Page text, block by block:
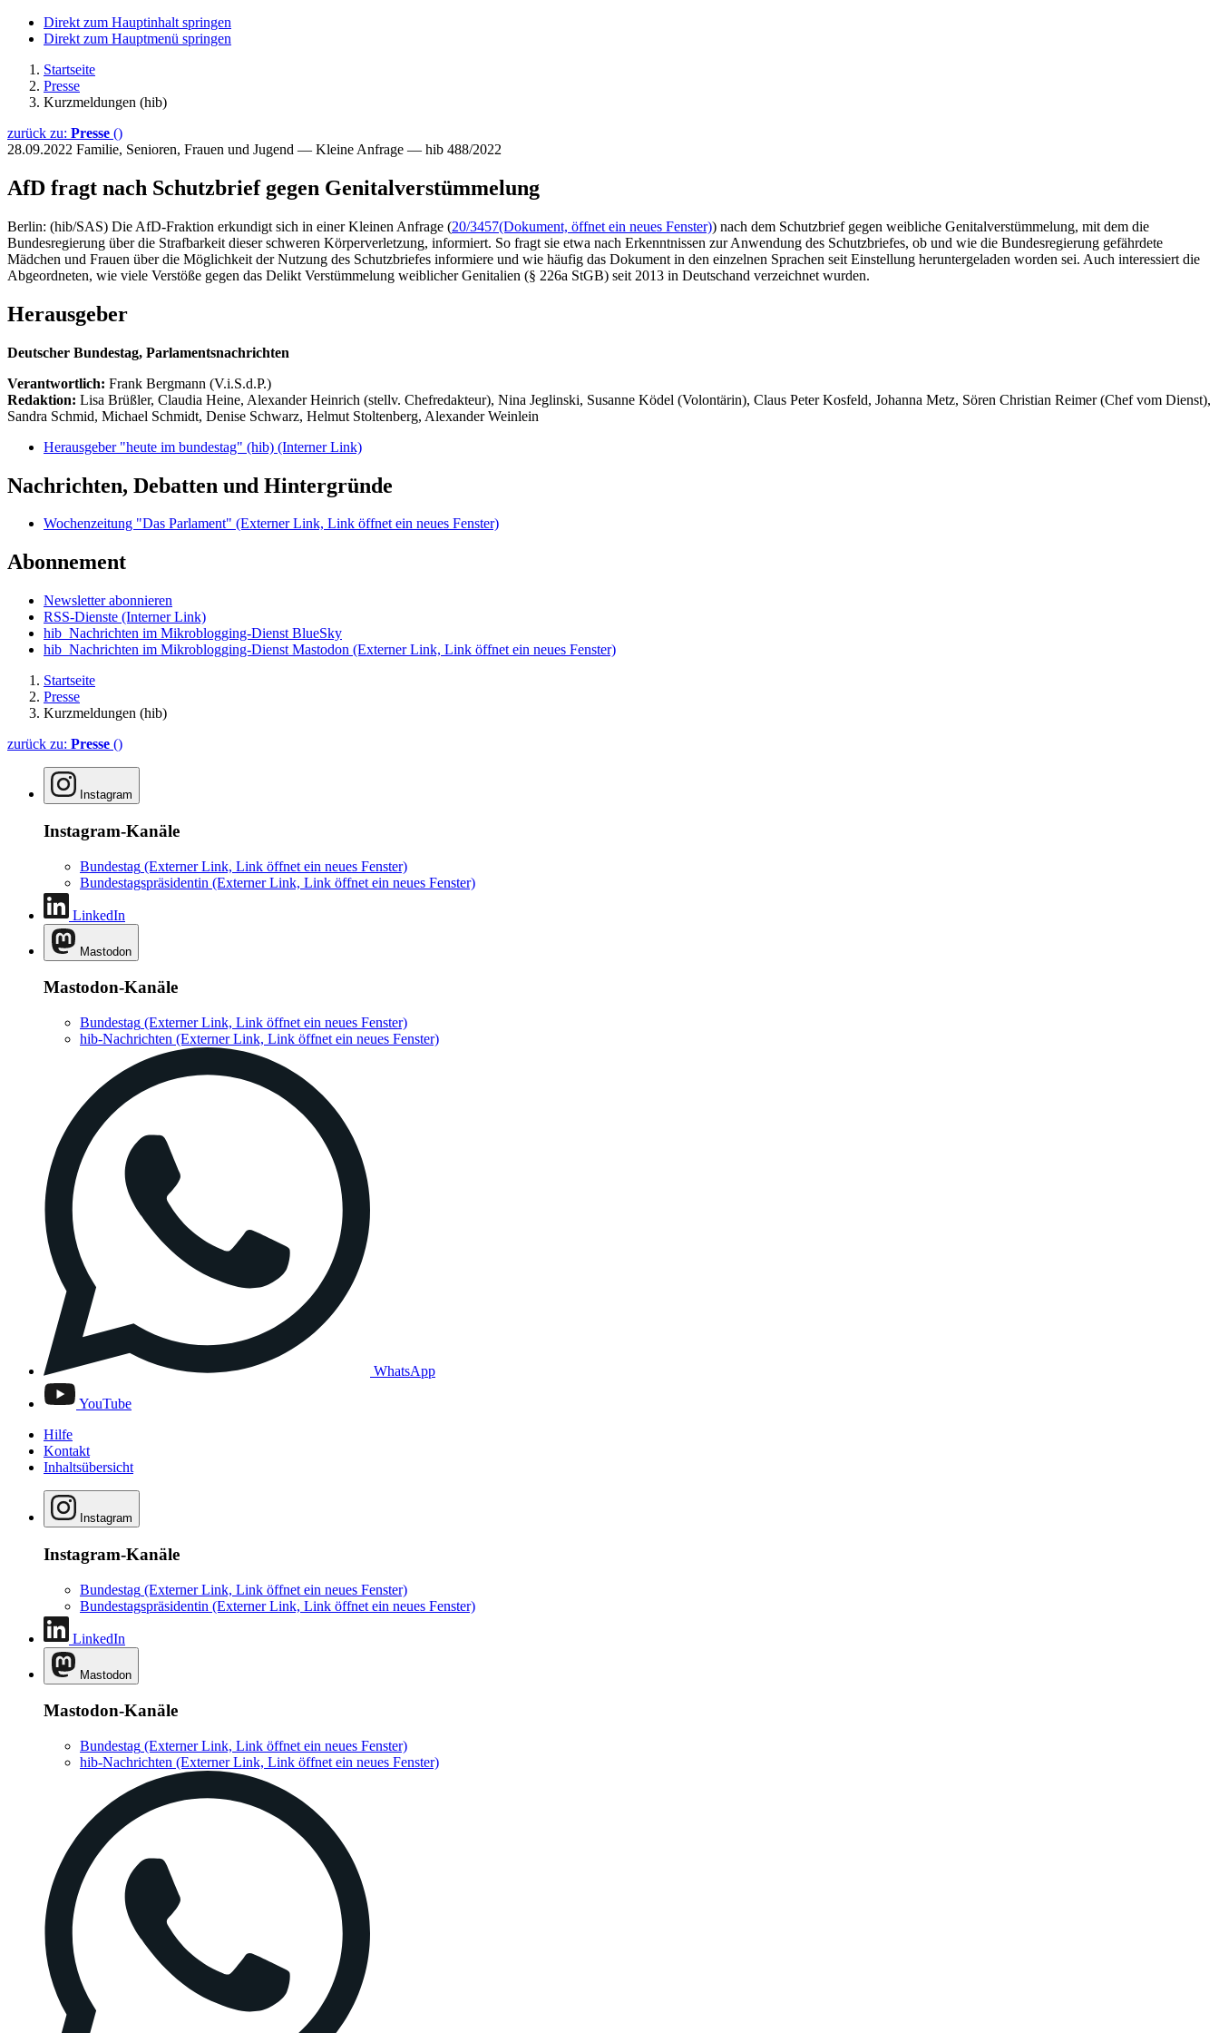
Direkt zum Hauptinhalt springen
Direkt zum Hauptmenü springen
Startseite
Presse
Kurzmeldungen (hib)
zurück zu: Presse ()
28.09.2022 Familie, Senioren, Frauen und Jugend — Kleine Anfrage — hib 488/2022
AfD fragt nach Schutzbrief gegen Genitalverstümmelung
Berlin: (hib/SAS) Die AfD-Fraktion erkundigt sich in einer Kleinen Anfrage (20/3457(Dokument, öffnet ein neues Fenster)) nach dem Schutzbrief gegen weibliche Genitalverstümmelung, mit dem die
Bundesregierung über die Strafbarkeit dieser schweren Körperverletzung, informiert. So fragt sie etwa nach Erkenntnissen zur Anwendung des Schutzbriefes, ob und wie die Bundesregierung gefährdete
Mädchen und Frauen über die Möglichkeit der Nutzung des Schutzbriefes informiere und wie häufig das Dokument in den einzelnen Sprachen seit Einstellung heruntergeladen worden sei. Auch interessiert die
Abgeordneten, wie viele Verstöße gegen das Delikt Verstümmelung weiblicher Genitalien (§ 226a StGB) seit 2013 in Deutschand verzeichnet wurden.
Herausgeber
Deutscher Bundestag, Parlamentsnachrichten
Verantwortlich: Frank Bergmann (V.i.S.d.P.)
Redaktion: Lisa Brüßler, Claudia Heine, Alexander Heinrich (stellv. Chefredakteur), Nina Jeglinski, Susanne Ködel (Volontärin), Claus Peter Kosfeld, Johanna Metz, Sören Christian Reimer (Chef vom Dienst),
Sandra Schmid, Michael Schmidt, Denise Schwarz, Helmut Stoltenberg, Alexander Weinlein
Herausgeber "heute im bundestag" (hib) (Interner Link)
Nachrichten, Debatten und Hintergründe
Wochenzeitung "Das Parlament" (Externer Link, Link öffnet ein neues Fenster)
Abonnement
Newsletter abonnieren
RSS-Dienste (Interner Link)
hib_Nachrichten im Mikroblogging-Dienst BlueSky
hib_Nachrichten im Mikroblogging-Dienst Mastodon (Externer Link, Link öffnet ein neues Fenster)
Startseite
Presse
Kurzmeldungen (hib)
zurück zu: Presse ()
Instagram
Instagram-Kanäle
Bundestag (Externer Link, Link öffnet ein neues Fenster)
Bundestagspräsidentin (Externer Link, Link öffnet ein neues Fenster)
LinkedIn
Mastodon
Mastodon-Kanäle
Bundestag (Externer Link, Link öffnet ein neues Fenster)
hib-Nachrichten (Externer Link, Link öffnet ein neues Fenster)
WhatsApp
YouTube
Hilfe
Kontakt
Inhaltsübersicht
Instagram
Instagram-Kanäle
Bundestag (Externer Link, Link öffnet ein neues Fenster)
Bundestagspräsidentin (Externer Link, Link öffnet ein neues Fenster)
LinkedIn
Mastodon
Mastodon-Kanäle
Bundestag (Externer Link, Link öffnet ein neues Fenster)
hib-Nachrichten (Externer Link, Link öffnet ein neues Fenster)